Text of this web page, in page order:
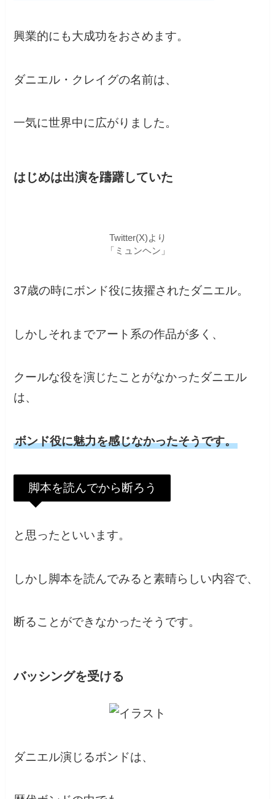
興業的にも大成功をおさめます。
ダニエル・クレイグの名前は、
一気に世界中に広がりました。
はじめは出演を躊躇していた
Twitter(X)より
「ミュンヘン」
37歳の時にボンド役に抜擢されたダニエル。
しかしそれまでアート系の作品が多く、
クールな役を演じたことがなかったダニエル
は、
ボンド役に魅力を感じなかったそうです。
脚本を読んでから断ろう
と思ったといいます。
しかし脚本を読んでみると素晴らしい内容で、
断ることができなかったそうです。
バッシングを受ける
ダニエル演じるボンドは、